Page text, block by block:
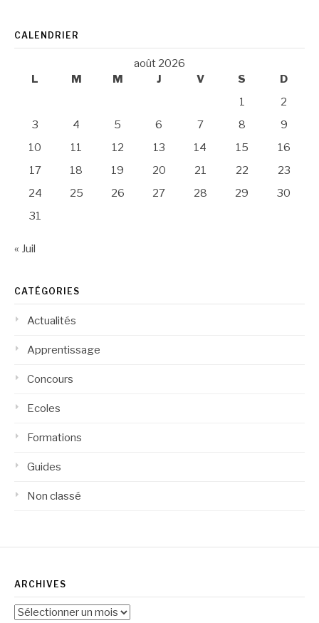
CALENDRIER
août 2026
L
M M J V S
D
1
2
3
4 5 6 7 8
9
10
11 12 13 14 15
16
17
18 19 20 21 22
23
24
25 26 27 28 29
30
31
« Juil
CATÉGORIES
Actualités
Apprentissage
Concours
Ecoles
Formations
Guides
Non classé
ARCHIVES
Archives